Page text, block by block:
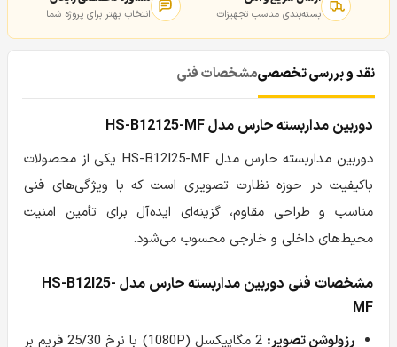
بسته‌بندی مناسب تجهیزات انتخاب بهتر برای پروژه شما
نقد و بررسی تخصصیمشخصات فنی
دوربین مداربسته حارس مدل HS-B12125-MF
دوربین مداربسته حارس مدل HS-B12I25-MF یکی از محصولات
باکیفیت در حوزه نظارت تصویری است که با ویژگی‌های فنی
مناسب و طراحی مقاوم، گزینه‌ای ایده‌آل برای تأمین امنیت
محیط‌های داخلی و خارجی محسوب می‌شود.
مشخصات فنی دوربین مداربسته حارس مدل HS-B12I25-
MF
رزولوشن تصویر:
2 مگاپیکسل (1080P) با نرخ 25/30 فریم بر